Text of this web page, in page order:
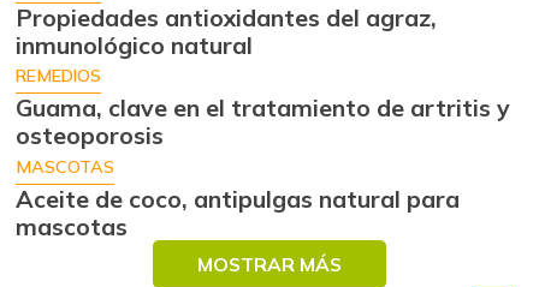
Propiedades antioxidantes del agraz,
inmunológico natural
REMEDIOS
Guama, clave en el tratamiento de artritis y
osteoporosis
MASCOTAS
Aceite de coco, antipulgas natural para
mascotas
MOSTRAR MÁS